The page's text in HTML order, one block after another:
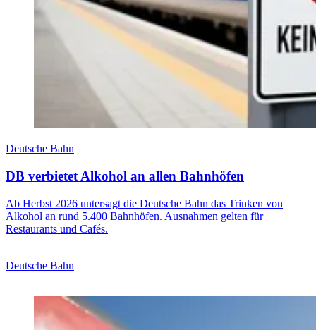
Deutsche Bahn
DB verbietet Alkohol an allen Bahnhöfen
Ab Herbst 2026 untersagt die Deutsche Bahn das Trinken von
Alkohol an rund 5.400 Bahnhöfen. Ausnahmen gelten für
Restaurants und Cafés.
Deutsche Bahn